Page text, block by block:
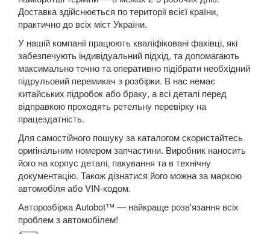
607 (9D, 9U)
807 (E)
1007 (KM)
2008
3008
4007 (GP)
5008 I
5008 II
Bipper III (A, 225L)
Boxer II (250)
Доставка здійснюється по території всієї країни,
практично до всіх міст України.
У нашій компанії працюють кваліфіковані фахівці, які
забезпечують індивідуальний підхід, та допомагають
максимально точно та оперативно підібрати необхідний
підрульовий перемикач з розбірки. В нас немає
китайських підробок або браку, а всі деталі перед
відправкою проходять ретельну перевірку на
працездатність.
Для самостійного пошуку за каталогом скористайтесь
оригінальним номером запчастини. Виробник наносить
його на корпус деталі, пакування та в технічну
документацію. Також дізнатися його можна за маркою
автомобіля або VIN-кодом.
Авторозбірка Autobot™ — найкраще розв'язання всіх
проблем з автомобілем!